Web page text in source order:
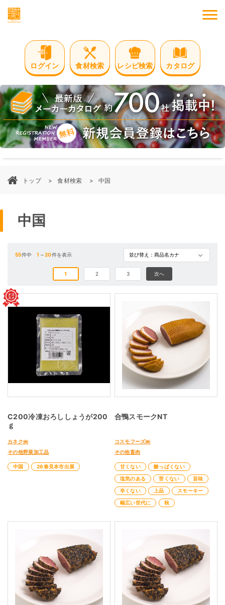
ログイン 食材検索 レシピ検索 カタログ
トップ 食材検索 中国
中国
55件中1 ～20件を表示
1 2 3 次へ
C200冷凍おろししょうが200
ｇ
カネク㈱
その他野菜加工品
中国 26春見本市出展
合鴨スモークNT
コスモフーズ㈱
その他畜肉
甘くない
酸っぱくない
塩気のある
苦くない
旨味
辛くない
上品
スモーキー
幅広い世代に
秋